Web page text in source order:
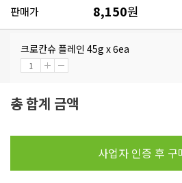
판매가 8,150원
크로칸슈 플레인 45g x 6ea
총 합계 금액
사업자 인증 후 구